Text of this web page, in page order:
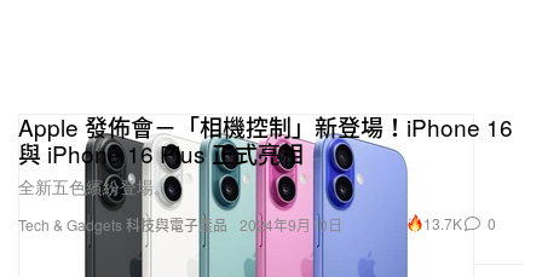
Tech & Gadgets 科技與電子產品
Apple 發佈會－「相機控制」新登場！iPhone 16
與 iPhone 16 Plus 正式亮相
全新五色繽紛登場。
2024年9月10日 13.7K 0